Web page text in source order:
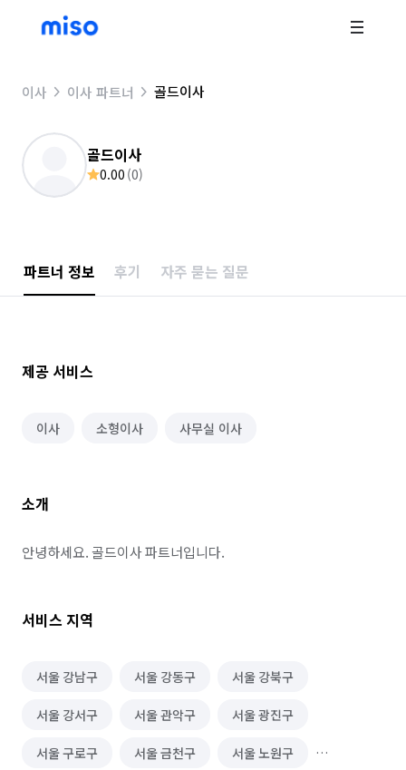
이사 이사 파트너 골드이사
골드이사
0.00 (0)
파트너 정보 후기 자주 묻는 질문
제공 서비스
이사 소형이사 사무실 이사
소개
안녕하세요. 골드이사 파트너입니다.
서비스 지역
서울 강남구 서울 강동구 서울 강북구
서울 강서구 서울 관악구 서울 광진구
서울 구로구 서울 금천구 서울 노원구